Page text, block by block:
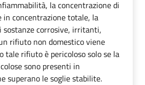
la concentrazione di
in concentrazione totale, la
sostanze corrosive, irritanti,
rifiuto non domestico viene
tale rifiuto è pericoloso solo se la
sono presenti in
superano le soglie stabilite.